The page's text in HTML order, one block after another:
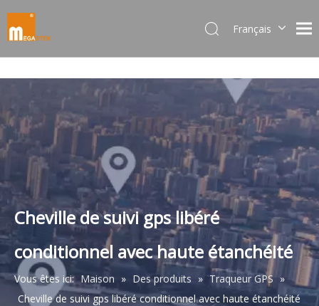
Français
한국어
日本語
Italiano
Português
Español
Pусский
简体中文
English
Cheville de suivi gps libéré
conditionnel avec haute étanchéité
Vous êtes ici: Maison » Des produits » Traqueur GPS »
Cheville de suivi gps libéré conditionnel avec haute étanchéité